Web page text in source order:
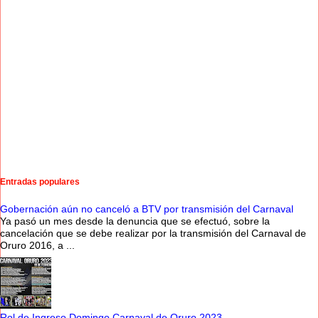
Entradas populares
Gobernación aún no canceló a BTV por transmisión del Carnaval
Ya pasó un mes desde la denuncia que se efectuó, sobre la
cancelación que se debe realizar por la transmisión del Carnaval de
Oruro 2016, a ...